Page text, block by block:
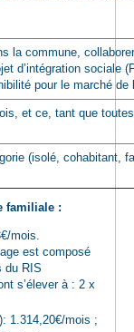
la commune,
d’intégration sociale
pour le marché de
et ce, tant que
(isolé, cohabitant,
familiale :
mois.
est composé
du RIS
s’élever à : 2 x
1.314,20€/mois ;